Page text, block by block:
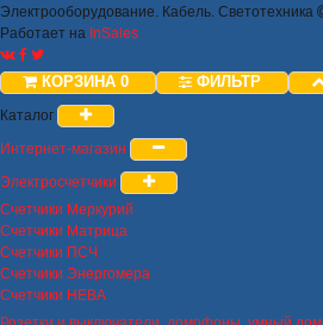
Электрооборудование. Кабель. Светотехника
Работает на InSales
КОРЗИНА 0 ФИЛЬТР
Каталог
Интернет-магазин
Электросчетчики
Счетчики Меркурий
Счетчики Матрица
Счетчики ПСЧ
Счетчики Энергомера
Счетчики НЕВА